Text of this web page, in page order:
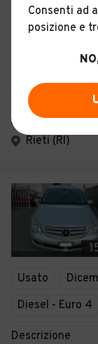
Descrizione
AUTOSALONE
Rieti (RI)
Usato
Diesel - Euro 4
Descrizione
Consenti ad
posizione e